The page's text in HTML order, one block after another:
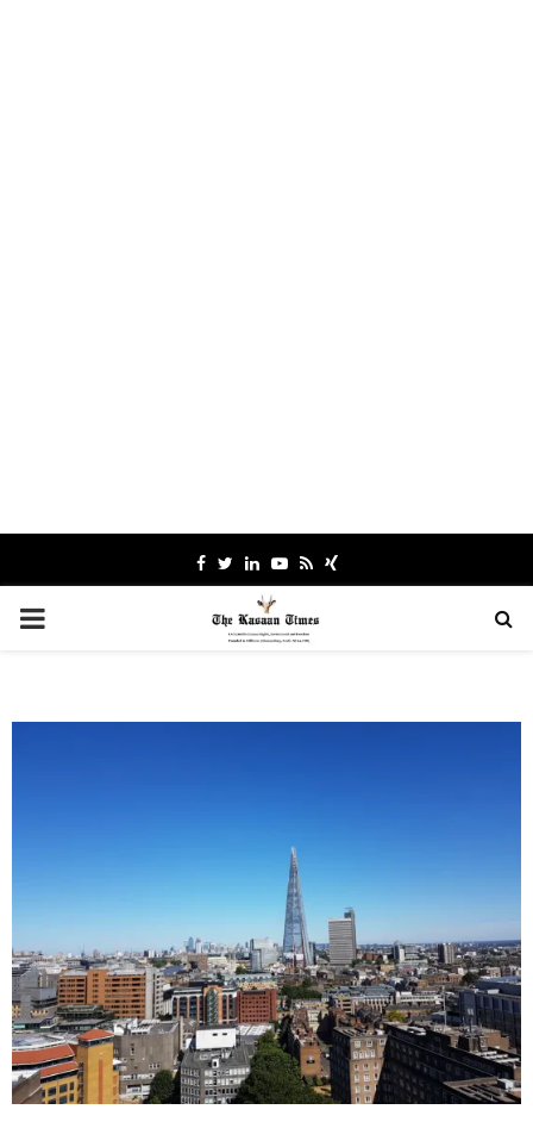
Facebook
TwitterLinkedinYoutube
RssXing
PRIMARY